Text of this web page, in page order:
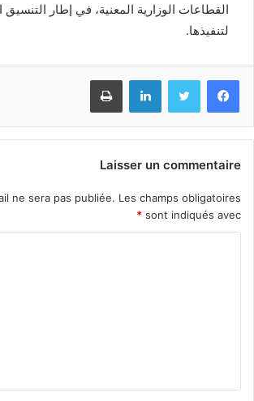
القطاعات الوزارية المعنية، في إطار التنسيق
لتنفيذها.
Facebook
Twitter
Linkedin
Imprimer
Laisser un commentaire
ne sera pas publiée. Les champs obligatoires
sont indiqués avec
*